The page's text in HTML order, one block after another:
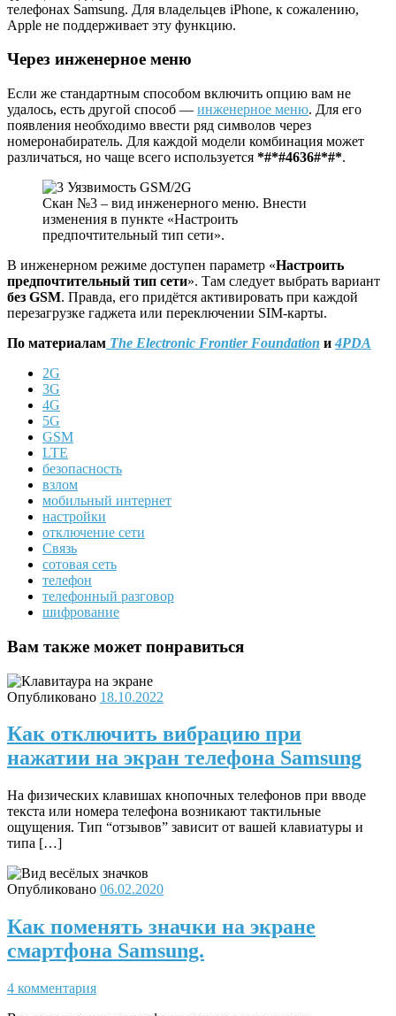
телефонах Samsung. Для владельцев iPhone, к сожалению,
Apple не поддерживает эту функцию.
Через инженерное меню
Если же стандартным способом включить опцию вам не
удалось, есть другой способ — инженерное меню. Для его
появления необходимо ввести ряд символов через
номеронабиратель. Для каждой модели комбинация может
различаться, но чаще всего используется *#*#4636#*#*.
Скан №3 – вид инженерного меню. Внести
изменения в пункте «Настроить
предпочтительный тип сети».
В инженерном режиме доступен параметр «Настроить
предпочтительный тип сети». Там следует выбрать вариант
без GSM. Правда, его придётся активировать при каждой
перезагрузке гаджета или переключении SIM-карты.
По материалам The Electronic Frontier Foundation и 4PDA
2G
3G
4G
5G
GSM
LTE
безопасность
взлом
мобильный интернет
настройки
отключение сети
Связь
сотовая сеть
телефон
телефонный разговор
шифрование
Вам также может понравиться
Опубликовано 18.10.2022
Как отключить вибрацию при
нажатии на экран телефона Samsung
На физических клавишах кнопочных телефонов при вводе
текста или номера телефона возникают тактильные
ощущения. Тип “отзывов” зависит от вашей клавиатуры и
типа […]
Опубликовано 06.02.2020
Как поменять значки на экране
смартфона Samsung.
4 комментария